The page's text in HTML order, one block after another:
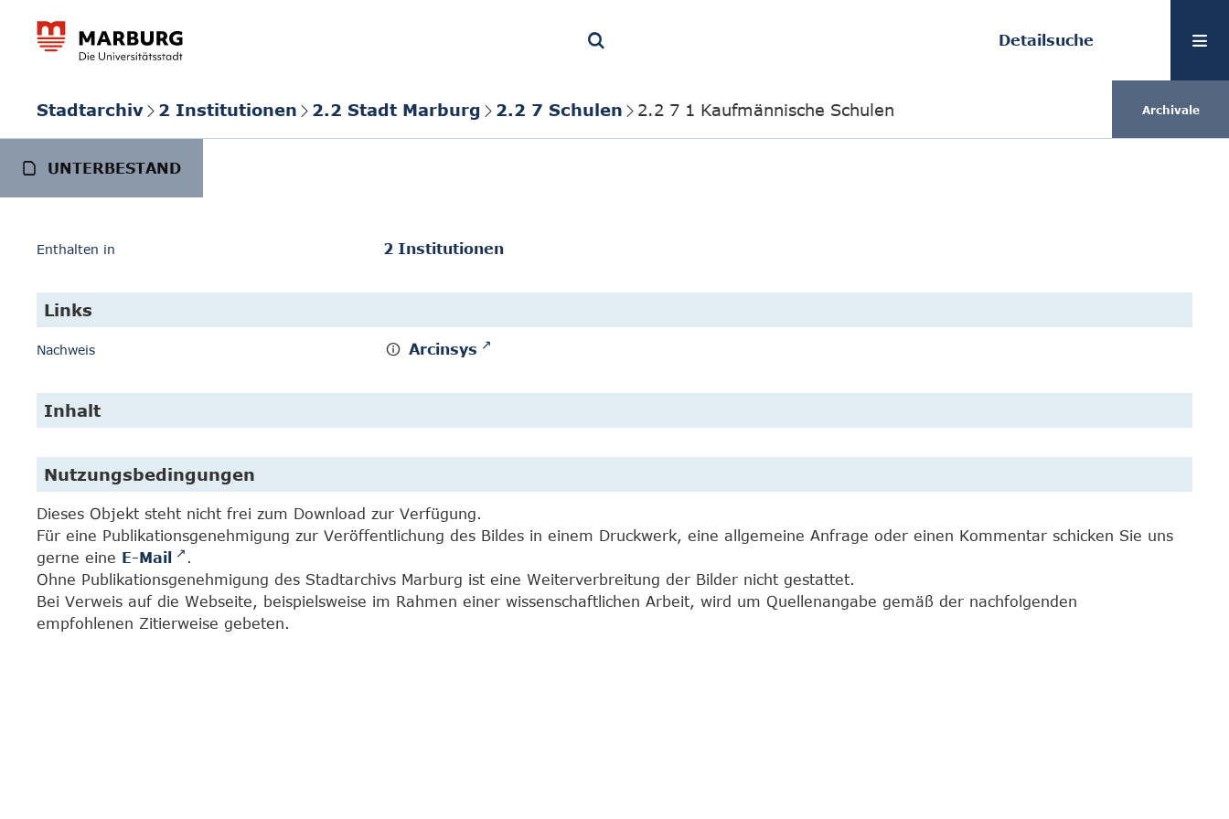
Detailsuche
Stadtarchiv 2 Institutionen 2.2 Stadt Marburg 2.2 7 Schulen 2.2 7 1 Kaufmännische Schulen Archivale
UNTERBESTAND
Enthalten in 2 Institutionen
Links
Nachweis Arcinsys
Inhalt
Nutzungsbedingungen
Dieses Objekt steht nicht frei zum Download zur Verfügung.
Für eine Publikationsgenehmigung zur Veröffentlichung des Bildes in einem Druckwerk, eine allgemeine Anfrage oder einen Kommentar schicken Sie uns
gerne eine E-Mail
.
Ohne Publikationsgenehmigung des Stadtarchivs Marburg ist eine Weiterverbreitung der Bilder nicht gestattet.
Bei Verweis auf die Webseite, beispielsweise im Rahmen einer wissenschaftlichen Arbeit, wird um Quellenangabe gemäß der nachfolgenden
empfohlenen Zitierweise gebeten.